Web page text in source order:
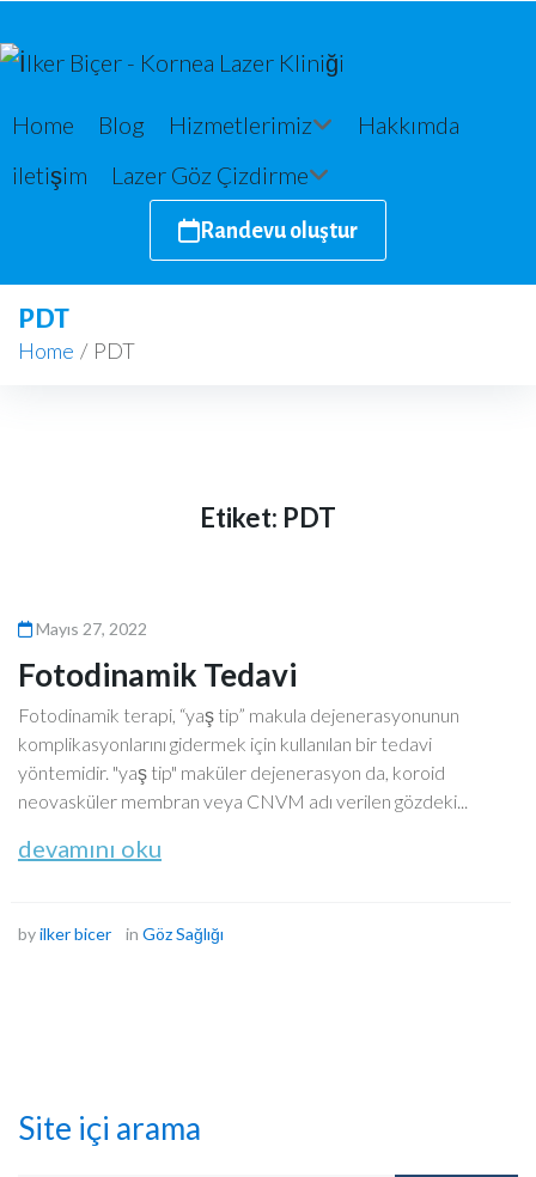
Home Blog Hizmetlerimiz
Hakkımda
iletişim
Lazer Göz Çizdirme
Randevu oluştur
PDT
Home / PDT
Etiket: PDT
Mayıs 27, 2022
Fotodinamik Tedavi
Fotodinamik terapi, “yaş tip” makula dejenerasyonunun
komplikasyonlarını gidermek için kullanılan bir tedavi
yöntemidir. "yaş tip" maküler dejenerasyon da, koroid
neovasküler membran veya CNVM adı verilen gözdeki...
devamını oku
byilker bicer in Göz Sağlığı
Site içi arama